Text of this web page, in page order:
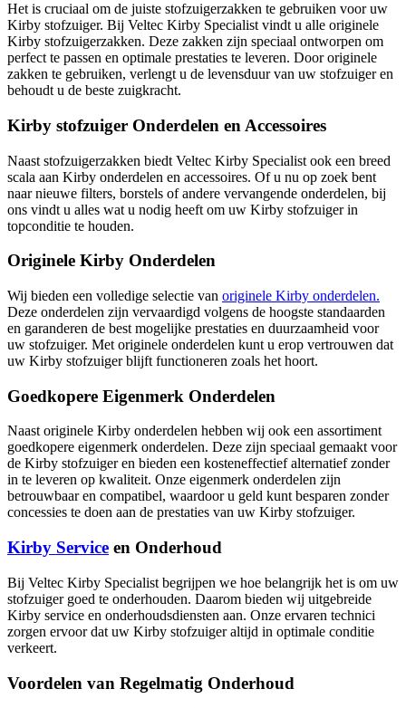
Het is cruciaal om de juiste stofzuigerzakken te gebruiken voor uw
Kirby stofzuiger. Bij Veltec Kirby Specialist vindt u alle originele
Kirby stofzuigerzakken. Deze zakken zijn speciaal ontworpen om
perfect te passen en optimale prestaties te leveren. Door originele
zakken te gebruiken, verlengt u de levensduur van uw stofzuiger en
behoudt u de beste zuigkracht.
Kirby stofzuiger Onderdelen en Accessoires
Naast stofzuigerzakken biedt Veltec Kirby Specialist ook een breed
scala aan Kirby onderdelen en accessoires. Of u nu op zoek bent
naar nieuwe filters, borstels of andere vervangende onderdelen, bij
ons vindt u alles wat u nodig heeft om uw Kirby stofzuiger in
topconditie te houden.
Originele Kirby Onderdelen
Wij bieden een volledige selectie van originele Kirby onderdelen.
Deze onderdelen zijn vervaardigd volgens de hoogste standaarden
en garanderen de best mogelijke prestaties en duurzaamheid voor
uw stofzuiger. Met originele onderdelen kunt u erop vertrouwen dat
uw Kirby stofzuiger blijft functioneren zoals het hoort.
Goedkopere Eigenmerk Onderdelen
Naast originele Kirby onderdelen hebben wij ook een assortiment
goedkopere eigenmerk onderdelen. Deze zijn speciaal gemaakt voor
de Kirby stofzuiger en bieden een kosteneffectief alternatief zonder
in te leveren op kwaliteit. Onze eigenmerk onderdelen zijn
betrouwbaar en compatibel, waardoor u geld kunt besparen zonder
concessies te doen aan de prestaties van uw Kirby stofzuiger.
Kirby Service en Onderhoud
Bij Veltec Kirby Specialist begrijpen we hoe belangrijk het is om uw
stofzuiger goed te onderhouden. Daarom bieden wij uitgebreide
Kirby service en onderhoudsdiensten aan. Onze ervaren technici
zorgen ervoor dat uw Kirby stofzuiger altijd in optimale conditie
verkeert.
Voordelen van Regelmatig Onderhoud